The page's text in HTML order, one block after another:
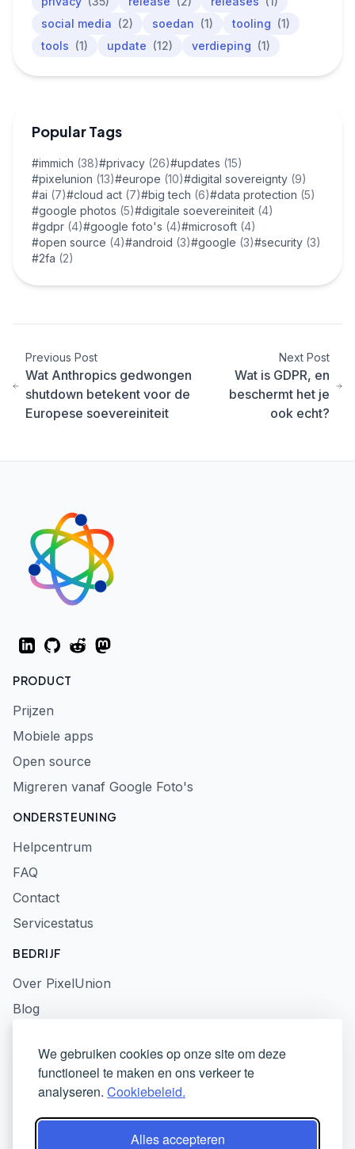
We gebruiken cookies op onze site om deze
functioneel te maken en ons verkeer te
analyseren. Cookiebeleid.
Alles accepteren
social media (2) soedan (1) tooling (1)
tools (1) update (12) verdieping (1)
Popular Tags
#immich (38)#privacy (26)#updates (15)
#pixelunion (13)#europe (10)#digital sovereignty (9)
#ai (7)#cloud act (7)#big tech (6)#data protection (5)
#google photos (5)#digitale soevereiniteit (4)
#gdpr (4)#google foto's (4)#microsoft (4)
#open source (4)#android (3)#google (3)#security (3)
#2fa (2)
Previous Post
Wat Anthropics gedwongen
shutdown betekent voor de
Europese soevereiniteit
Next Post
Wat is GDPR, en
beschermt het je
ook echt?
LinkedInGitHubRedditMastodon
PRODUCT
Prijzen
Mobiele apps
Open source
Migreren vanaf Google Foto's
ONDERSTEUNING
Helpcentrum
FAQ
Contact
Servicestatus
BEDRIJF
Over PixelUnion
Blog
Privacybeleid
Gebruiksvoorwaarden